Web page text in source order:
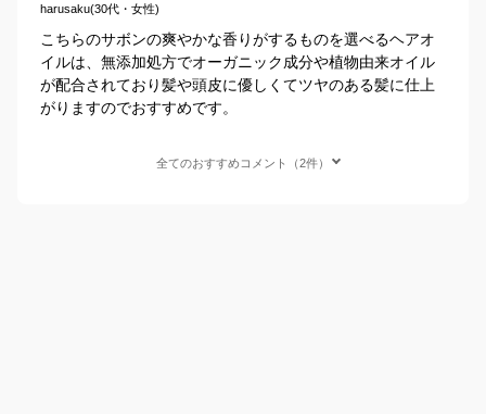
harusaku(30代・女性)
こちらのサボンの爽やかな香りがするものを選べるヘアオ
イルは、無添加処方でオーガニック成分や植物由来オイル
が配合されており髪や頭皮に優しくてツヤのある髪に仕上
がりますのでおすすめです。
全てのおすすめコメント（2件）